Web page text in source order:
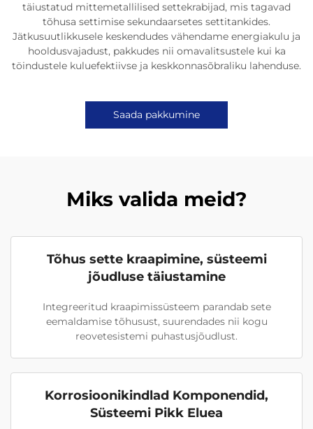
täiustatud mittemetallilised settekrabijad, mis tagavad
tõhusa settimise sekundaarsetes settitankides.
Jätkusuutlikkusele keskendudes vähendame energiakulu ja
hooldusvajadust, pakkudes nii omavalitsustele kui ka
töindustele kuluefektiivse ja keskkonnasõbraliku lahenduse.
Saada pakkumine
Miks valida meid?
Tõhus sette kraapimine, süsteemi
jõudluse täiustamine
Integreeritud kraapimissüsteem parandab sete
eemaldamise tõhusust, suurendades nii kogu
reovetesistemi puhastusjõudlust.
Korrosioonikindlad Komponendid,
Süsteemi Pikk Eluea